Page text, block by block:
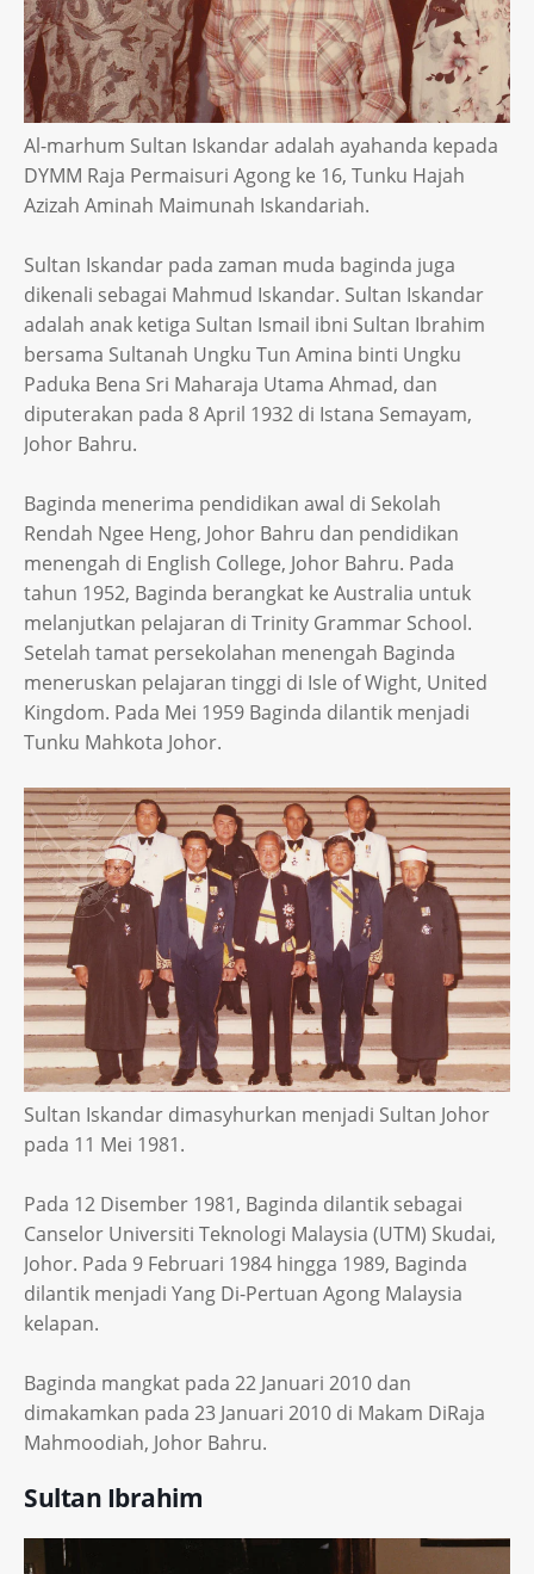
Al-marhum Sultan Iskandar adalah ayahanda kepada
DYMM Raja Permaisuri Agong ke 16, Tunku Hajah
Azizah Aminah Maimunah Iskandariah.
Sultan Iskandar pada zaman muda baginda juga
dikenali sebagai Mahmud Iskandar. Sultan Iskandar
adalah anak ketiga Sultan Ismail ibni Sultan Ibrahim
bersama Sultanah Ungku Tun Amina binti Ungku
Paduka Bena Sri Maharaja Utama Ahmad, dan
diputerakan pada 8 April 1932 di Istana Semayam,
Johor Bahru.
Baginda menerima pendidikan awal di Sekolah
Rendah Ngee Heng, Johor Bahru dan pendidikan
menengah di English College, Johor Bahru. Pada
tahun 1952, Baginda berangkat ke Australia untuk
melanjutkan pelajaran di Trinity Grammar School.
Setelah tamat persekolahan menengah Baginda
meneruskan pelajaran tinggi di Isle of Wight, United
Kingdom. Pada Mei 1959 Baginda dilantik menjadi
Tunku Mahkota Johor.
Sultan Iskandar dimasyhurkan menjadi Sultan Johor
pada 11 Mei 1981.
Pada 12 Disember 1981, Baginda dilantik sebagai
Canselor Universiti Teknologi Malaysia (UTM) Skudai,
Johor. Pada 9 Februari 1984 hingga 1989, Baginda
dilantik menjadi Yang Di-Pertuan Agong Malaysia
kelapan.
Baginda mangkat pada 22 Januari 2010 dan
dimakamkan pada 23 Januari 2010 di Makam DiRaja
Mahmoodiah, Johor Bahru.
Sultan Ibrahim